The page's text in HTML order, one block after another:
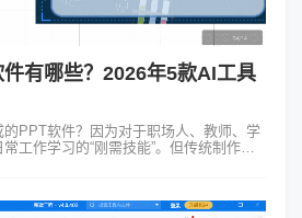
有哪些？2026年5款AI工具
PPT软件？因为对于职场人、教师、学
工作学习的“刚需技能”。但传统制作方